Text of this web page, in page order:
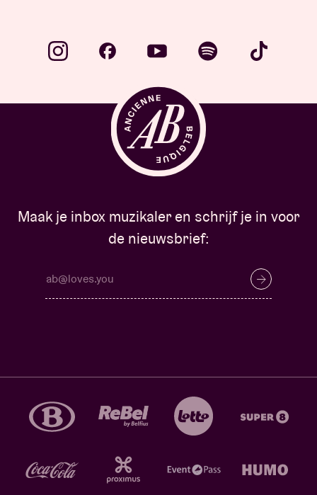
Maak je inbox muzikaler en schrijf je in voor
de nieuwsbrief: